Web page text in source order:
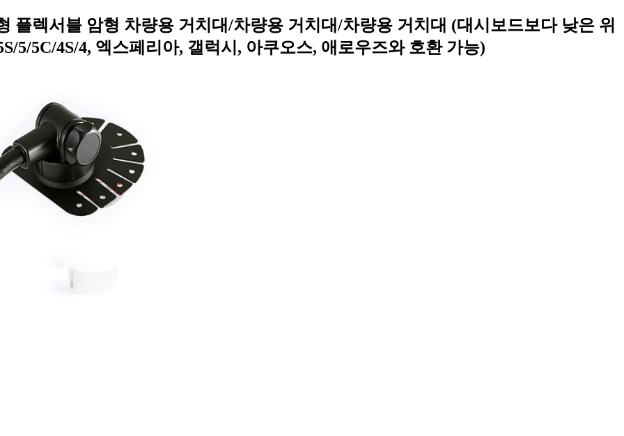
플렉서블 암형 차량용 거치대/차량용 거치대/차량용 거치대 (대시보드보다 낮은 위
5/5C/4S/4, 엑스페리아, 갤럭시, 아쿠오스, 애로우즈와 호환 가능)